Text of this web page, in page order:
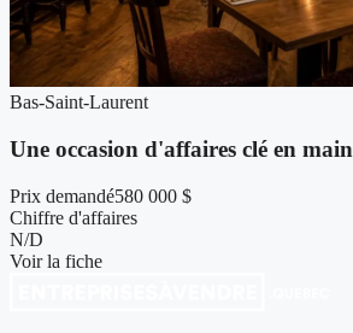
Bas-Saint-Laurent
Une occasion d'affaires clé en main
Prix demandé580 000 $
Chiffre d'affaires
N/D
Voir la fiche